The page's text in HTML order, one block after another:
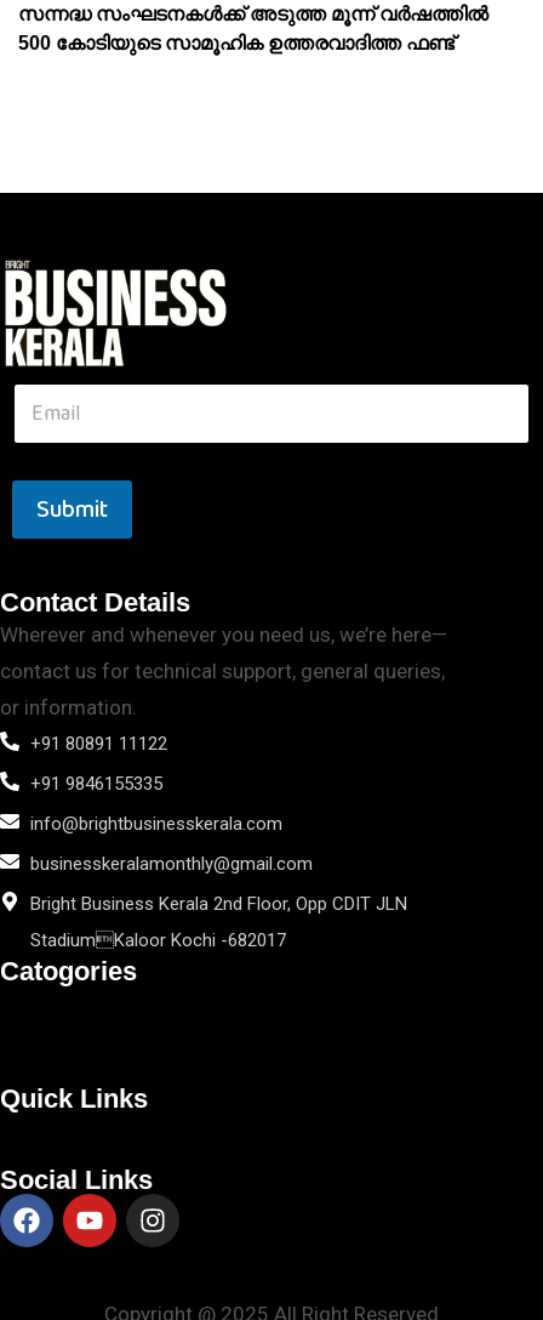
സന്നദ്ധ സംഘടനകൾക്ക് അടുത്ത മൂന്ന് വർഷത്തിൽ
500 കോടിയുടെ സാമൂഹിക ഉത്തരവാദിത്ത ഫണ്ട്
Submit
Contact Details
Wherever and whenever you need us, we’re here—
contact us for technical support, general queries,
or information.
+91 80891 11122
+91 9846155335
info@brightbusinesskerala.com
businesskeralamonthly@gmail.com
Bright Business Kerala 2nd Floor, Opp CDIT JLN
StadiumKaloor Kochi -682017
Catogories
Quick Links
Social Links
Copyright @ 2025 All Right Reserved